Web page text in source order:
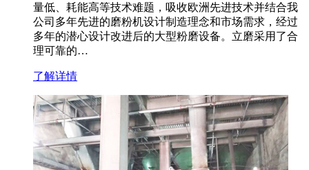
量低、耗能高等技术难题，吸收欧洲先进技术并结合我
公司多年先进的磨粉机设计制造理念和市场需求，经过
多年的潜心设计改进后的大型粉磨设备。立磨采用了合
理可靠的…
了解详情